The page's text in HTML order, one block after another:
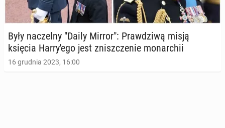
Były na­czel­ny "Daily Mirror": Praw­dzi­wą misją
księcia Har­ry­'e­go jest znisz­cze­nie mo­nar­chii
16 grudnia 2023, 16:00